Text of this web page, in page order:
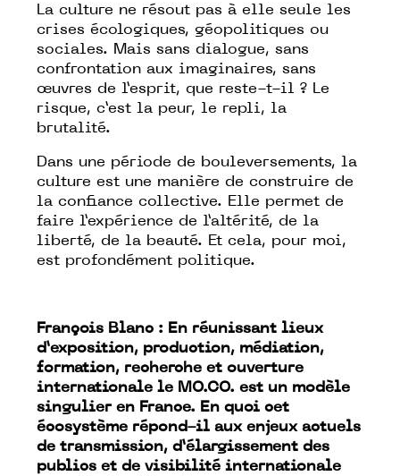
La culture ne résout pas à elle seule les
crises écologiques, géopolitiques ou
sociales. Mais sans dialogue, sans
confrontation aux imaginaires, sans
œuvres de l’esprit, que reste-t-il ? Le
risque, c’est la peur, le repli, la
brutalité.
Dans une période de bouleversements, la
culture est une manière de construire de
la confiance collective. Elle permet de
faire l’expérience de l’altérité, de la
liberté, de la beauté. Et cela, pour moi,
est profondément politique.
François Blanc : En réunissant lieux
d’exposition, production, médiation,
formation, recherche et ouverture
internationale le MO.CO. est un modèle
singulier en France. En quoi cet
écosystème répond-il aux enjeux actuels
de transmission, d’élargissement des
publics et de visibilité internationale